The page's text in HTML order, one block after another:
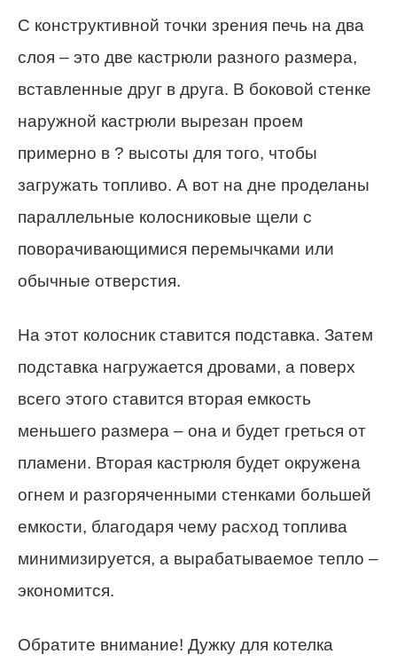
С конструктивной точки зрения печь на два
слоя – это две кастрюли разного размера,
вставленные друг в друга. В боковой стенке
наружной кастрюли вырезан проем
примерно в ? высоты для того, чтобы
загружать топливо. А вот на дне проделаны
параллельные колосниковые щели с
поворачивающимися перемычками или
обычные отверстия.
На этот колосник ставится подставка. Затем
подставка нагружается дровами, а поверх
всего этого ставится вторая емкость
меньшего размера – она и будет греться от
пламени. Вторая кастрюля будет окружена
огнем и разгоряченными стенками большей
емкости, благодаря чему расход топлива
минимизируется, а вырабатываемое тепло –
экономится.
Обратите внимание! Дужку для котелка